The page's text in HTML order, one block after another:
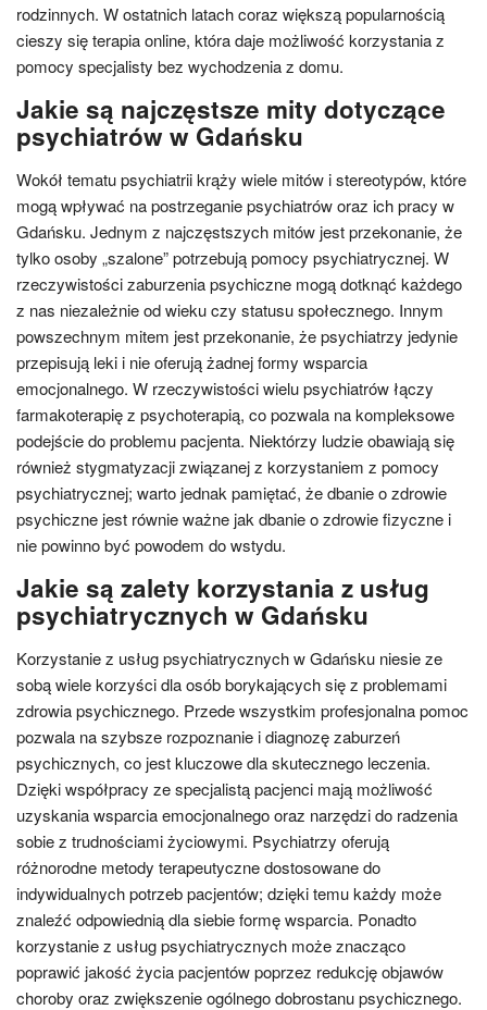
rodzinnych. W ostatnich latach coraz większą popularnością
cieszy się terapia online, która daje możliwość korzystania z
pomocy specjalisty bez wychodzenia z domu.
Jakie są najczęstsze mity dotyczące
psychiatrów w Gdańsku
Wokół tematu psychiatrii krąży wiele mitów i stereotypów, które
mogą wpływać na postrzeganie psychiatrów oraz ich pracy w
Gdańsku. Jednym z najczęstszych mitów jest przekonanie, że
tylko osoby „szalone” potrzebują pomocy psychiatrycznej. W
rzeczywistości zaburzenia psychiczne mogą dotknąć każdego
z nas niezależnie od wieku czy statusu społecznego. Innym
powszechnym mitem jest przekonanie, że psychiatrzy jedynie
przepisują leki i nie oferują żadnej formy wsparcia
emocjonalnego. W rzeczywistości wielu psychiatrów łączy
farmakoterapię z psychoterapią, co pozwala na kompleksowe
podejście do problemu pacjenta. Niektórzy ludzie obawiają się
również stygmatyzacji związanej z korzystaniem z pomocy
psychiatrycznej; warto jednak pamiętać, że dbanie o zdrowie
psychiczne jest równie ważne jak dbanie o zdrowie fizyczne i
nie powinno być powodem do wstydu.
Jakie są zalety korzystania z usług
psychiatrycznych w Gdańsku
Korzystanie z usług psychiatrycznych w Gdańsku niesie ze
sobą wiele korzyści dla osób borykających się z problemami
zdrowia psychicznego. Przede wszystkim profesjonalna pomoc
pozwala na szybsze rozpoznanie i diagnozę zaburzeń
psychicznych, co jest kluczowe dla skutecznego leczenia.
Dzięki współpracy ze specjalistą pacjenci mają możliwość
uzyskania wsparcia emocjonalnego oraz narzędzi do radzenia
sobie z trudnościami życiowymi. Psychiatrzy oferują
różnorodne metody terapeutyczne dostosowane do
indywidualnych potrzeb pacjentów; dzięki temu każdy może
znaleźć odpowiednią dla siebie formę wsparcia. Ponadto
korzystanie z usług psychiatrycznych może znacząco
poprawić jakość życia pacjentów poprzez redukcję objawów
choroby oraz zwiększenie ogólnego dobrostanu psychicznego.